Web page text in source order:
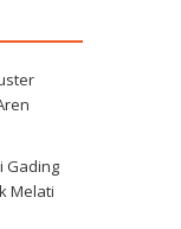
Gading
Melati